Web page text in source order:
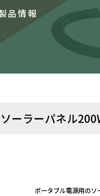
品情報
ーラーパネル
ポータブル電源用のソ